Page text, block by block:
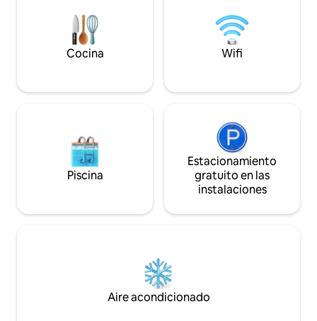
sexto dormitorio disponible, ¡solo tienes
que preguntar! Se puede reservar con
antelación un chef y/o masajista.
corazón de la casa. Pase los días
la piscina, las
fogata y las
Cocina Wifi
Piscina
Estacionamiento
gratuito en las
instalaciones
Aire acondicionado